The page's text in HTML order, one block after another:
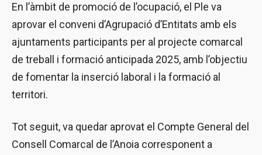
En l’àmbit de promoció de l’ocupació, el Ple va
aprovar el conveni d’Agrupació d’Entitats amb els
ajuntaments participants per al projecte comarcal
de treball i formació anticipada 2025, amb l’objectiu
de fomentar la inserció laboral i la formació al
territori.
Tot seguit, va quedar aprovat el Compte General del
Consell Comarcal de l’Anoia corresponent a